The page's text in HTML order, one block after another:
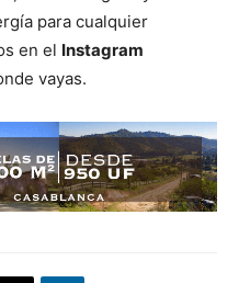
para cualquier
en el Instagram
vayas.